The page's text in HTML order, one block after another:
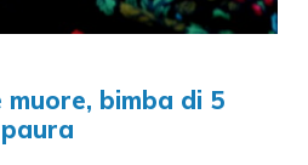
bimba di 5